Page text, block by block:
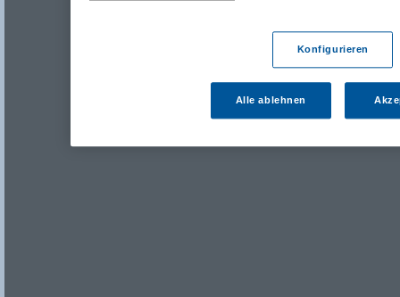
Konfigurieren
Alle ablehnen